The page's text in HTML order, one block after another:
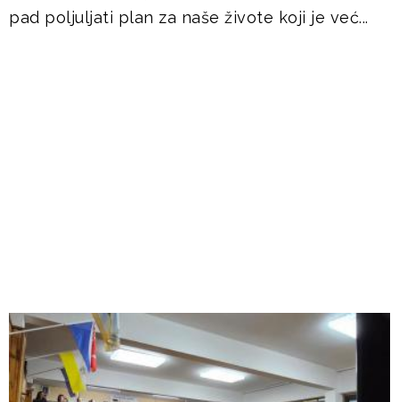
pad poljuljati plan za naše živote koji je već...